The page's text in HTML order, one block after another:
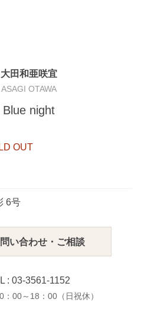
大田和亜咲宜
ASAGI OTAWA
Blue night
OUT
6号
い合わせ・ご相談
: 03-3561-1152
：00～18：00（日祝休）